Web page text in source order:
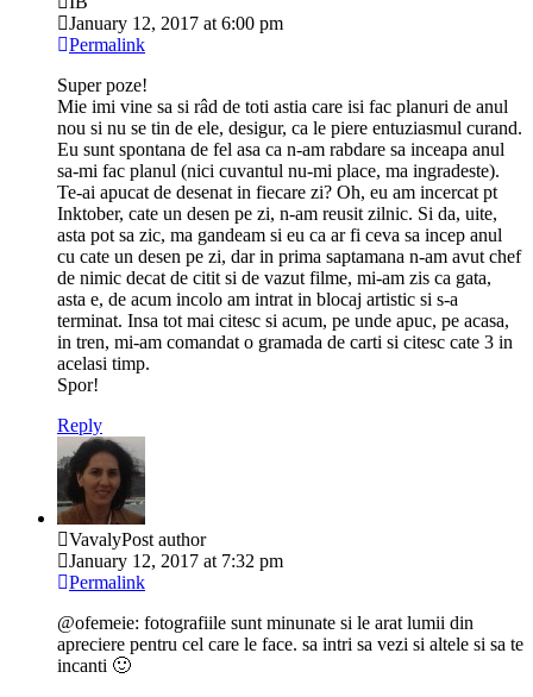
January 12, 2017 at 6:00 pm
Permalink
Super poze!
Mie imi vine sa si râd de toti astia care isi fac planuri de anul
nou si nu se tin de ele, desigur, ca le piere entuziasmul curand.
Eu sunt spontana de fel asa ca n-am rabdare sa inceapa anul
sa-mi fac planul (nici cuvantul nu-mi place, ma ingradeste).
Te-ai apucat de desenat in fiecare zi? Oh, eu am incercat pt
Inktober, cate un desen pe zi, n-am reusit zilnic. Si da, uite,
asta pot sa zic, ma gandeam si eu ca ar fi ceva sa incep anul
cu cate un desen pe zi, dar in prima saptamana n-am avut chef
de nimic decat de citit si de vazut filme, mi-am zis ca gata,
asta e, de acum incolo am intrat in blocaj artistic si s-a
terminat. Insa tot mai citesc si acum, pe unde apuc, pe acasa,
in tren, mi-am comandat o gramada de carti si citesc cate 3 in
acelasi timp.
Spor!
Reply
VavalyPost author
January 12, 2017 at 7:32 pm
Permalink
@ofemeie: fotografiile sunt minunate si le arat lumii din
apreciere pentru cel care le face. sa intri sa vezi si altele si sa te
incanti 🙂